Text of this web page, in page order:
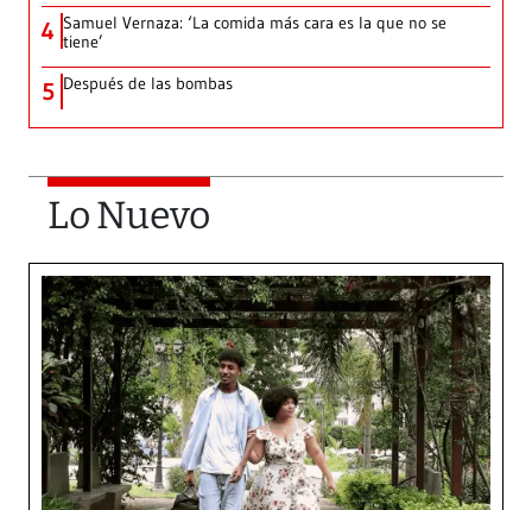
4 Samuel Vernaza: ‘La comida más cara es la que no se
tiene’
5 Después de las bombas
Lo Nuevo